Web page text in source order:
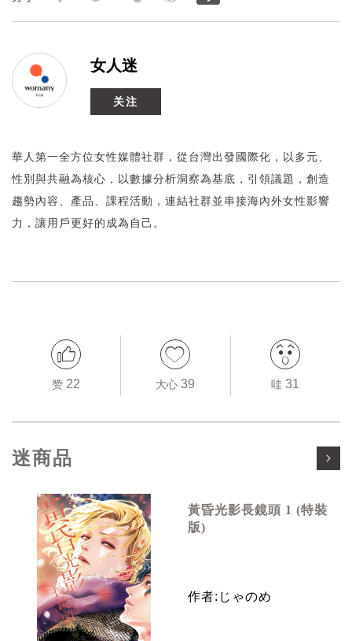
女人迷
关注
華人第一全方位女性媒體社群，從台灣出發國際化，以多元、
性別與共融為核心，以數據分析洞察為基底，引領議題，創造
趨勢內容、產品、課程活動，連結社群並串接海內外女性影響
力，讓用戶更好的成為自己。
赞22 大心39 哇31
迷商品
黃昏光影長鏡頭 1 (特裝
版)
作者:じゃのめ